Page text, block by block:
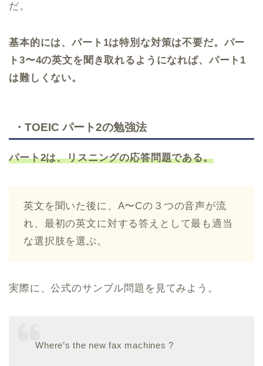
だ。
基本的には、パート1は特別な対策は不要だ。パー
ト3〜4の英文を聞き取れるようになれば、パート1
は難しくない。
・TOEIC パート2の勉強法
パート2は、リスニングの応答問題である。
英文を聞いた後に、A〜Cの３つの音声が流
れ、最初の英文に対する答えとして最も適当
な選択肢を選ぶ。
実際に、公式のサンプル問題を見てみよう。
Where’s the new fax machines ?